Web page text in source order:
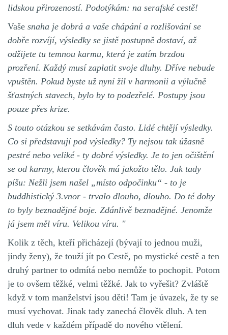
lidskou přirozeností. Podotýkám: na serafské cestě!
Vaše snaha je dobrá a vaše chápání a rozlišování se
dobře rozvíjí, výsledky se jistě postupně dostaví, až
odžijete tu temnou karmu, která je zatím brzdou
prozření. Každý musí zaplatit svoje dluhy. Dříve nebude
vpuštěn. Pokud byste už nyní žil v harmonii a výlučně
šťastných stavech, bylo by to podezřelé. Postupy jsou
pouze přes krize.
S touto otázkou se setkávám často. Lidé chtějí výsledky.
Co si představují pod výsledky? Ty nejsou tak úžasně
pestré nebo veliké - ty dobré výsledky. Je to jen očištění
se od karmy, kterou člověk má jakožto tělo. Jak tady
píšu: Nežli jsem našel „místo odpočinku“ - to je
buddhistický 3.vnor - trvalo dlouho, dlouho. Do té doby
to byly beznadějné boje. Zdánlivě beznadějné. Jenomže
já jsem měl víru. Velikou víru. "
Kolik z těch, kteří přicházejí (bývají to jednou muži,
jindy ženy), že touží jít po Cestě, po mystické cestě a ten
druhý partner to odmítá nebo nemůže to pochopit. Potom
je to ovšem těžké, velmi těžké. Jak to vyřešit? Zvláště
když v tom manželství jsou děti! Tam je úvazek, že ty se
musí vychovat. Jinak tady zanechá člověk dluh. A ten
dluh vede v každém případě do nového vtělení.